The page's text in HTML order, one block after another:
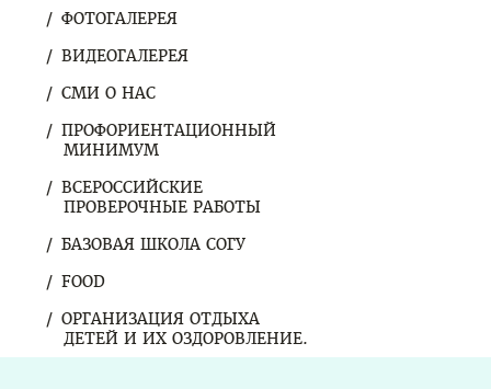
ФОТОГАЛЕРЕЯ
ВИДЕОГАЛЕРЕЯ
СМИ О НАС
ПРОФОРИЕНТАЦИОННЫЙ
МИНИМУМ
ВСЕРОССИЙСКИЕ
ПРОВЕРОЧНЫЕ РАБОТЫ
БАЗОВАЯ ШКОЛА СОГУ
FOOD
ОРГАНИЗАЦИЯ ОТДЫХА
ДЕТЕЙ И ИХ ОЗДОРОВЛЕНИЕ.